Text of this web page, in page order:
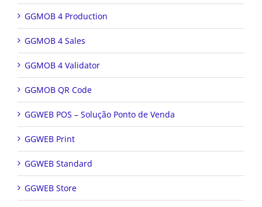
GGMOB 4 Production
GGMOB 4 Sales
GGMOB 4 Validator
GGMOB QR Code
GGWEB POS – Solução Ponto de Venda
GGWEB Print
GGWEB Standard
GGWEB Store